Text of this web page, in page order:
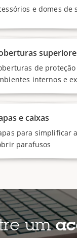
e domes de
de
internos e
e caixas
para simplificar
parafusos
um